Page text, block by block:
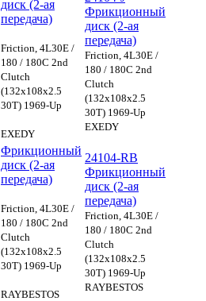
диск (2-ая
передача)
Friction, 4L30E /
180 / 180C 2nd
Clutch
(132x108x2.5
30T) 1969-Up
EXEDY
Фрикционный
диск (2-ая
передача)
Friction, 4L30E /
180 / 180C 2nd
Clutch
(132x108x2.5
30T) 1969-Up
EXEDY
Фрикционный
диск (2-ая
передача)
Friction, 4L30E /
180 / 180C 2nd
Clutch
(132x108x2.5
30T) 1969-Up
RAYBESTOS
24104-RB
Фрикционный
диск (2-ая
передача)
Friction, 4L30E /
180 / 180C 2nd
Clutch
(132x108x2.5
30T) 1969-Up
RAYBESTOS